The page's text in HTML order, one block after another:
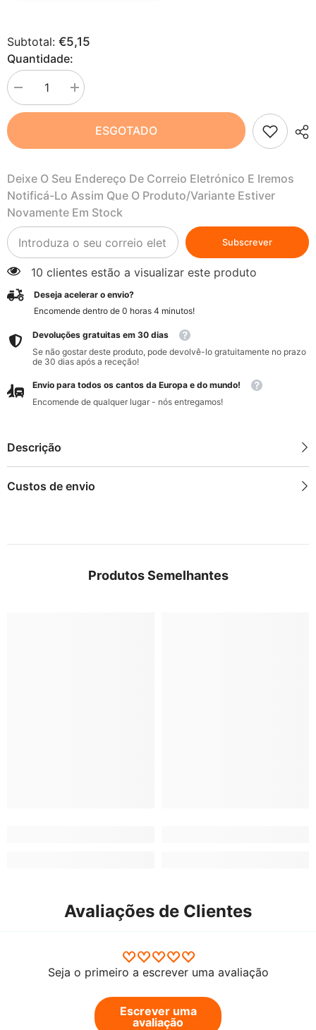
Subtotal: €5,15
Quantidade:
Diminuir
quantidade
para
para
perfume
unidades
-
JACKSON
REECE
Aumentar
quantidade
para
Toalhitas
húmidas
perfume
unidades
-
JACKSON
REECE
ESGOTADO
Deixe O Seu Endereço De Correio Eletrónico E Iremos
Notificá-Lo Assim Que O Produto/variante Estiver
Novamente Em Stock
Subscrever
10 clientes estão a visualizar este produto
Deseja acelerar o envio?
Encomende dentro de 0 horas 4 minutos!
Devoluções gratuitas em 30 dias
Se não gostar deste produto, pode devolvê-lo gratuitamente no prazo
de 30 dias após a receção!
Envio para todos os cantos da Europa e do mundo!
Encomende de qualquer lugar - nós entregamos!
Descrição
Custos de envio
Produtos Semelhantes
Avaliações de Clientes
Seja o primeiro a escrever uma avaliação
Escrever uma
avaliação